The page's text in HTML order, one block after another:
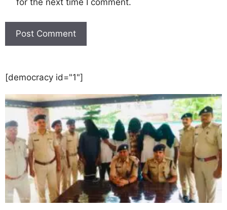
for the next time I comment.
[democracy id="1"]